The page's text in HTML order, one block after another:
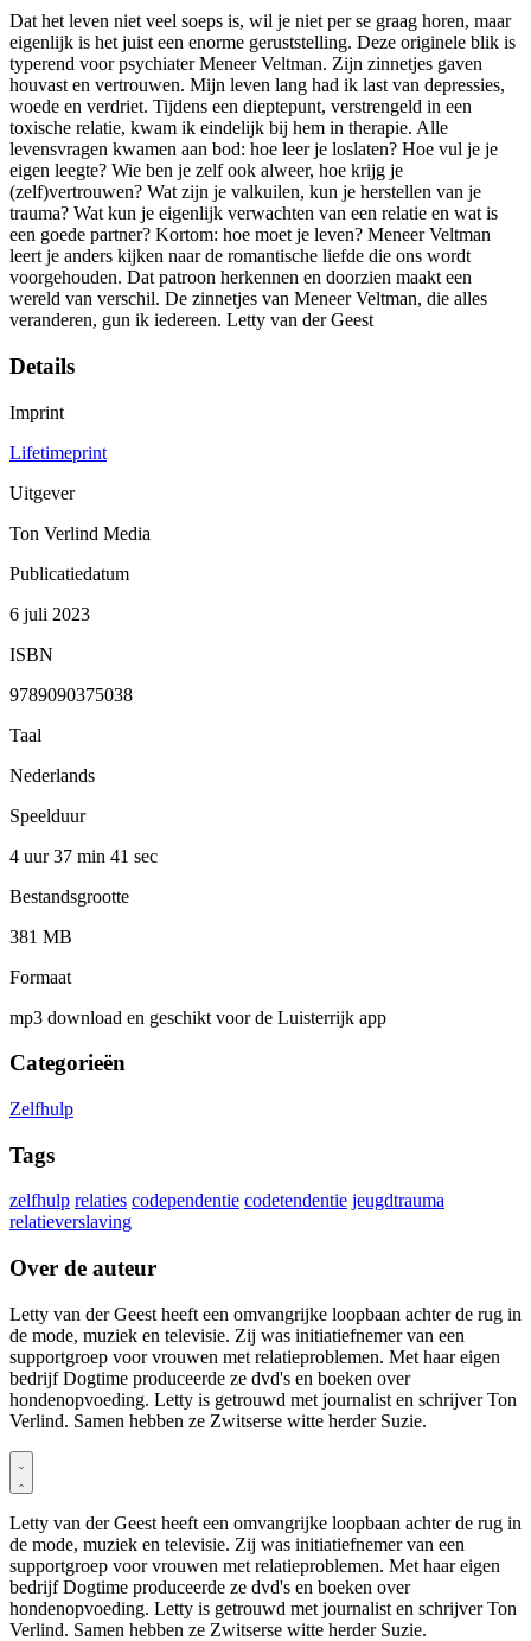
Dat het leven niet veel soeps is, wil je niet per se graag horen, maar
eigenlijk is het juist een enorme geruststelling. Deze originele blik is
typerend voor psychiater Meneer Veltman. Zijn zinnetjes gaven
houvast en vertrouwen. Mijn leven lang had ik last van depressies,
woede en verdriet. Tijdens een dieptepunt, verstrengeld in een
toxische relatie, kwam ik eindelijk bij hem in therapie. Alle
levensvragen kwamen aan bod: hoe leer je loslaten? Hoe vul je je
eigen leegte? Wie ben je zelf ook alweer, hoe krijg je
(zelf)vertrouwen? Wat zijn je valkuilen, kun je herstellen van je
trauma? Wat kun je eigenlijk verwachten van een relatie en wat is
een goede partner? Kortom: hoe moet je leven? Meneer Veltman
leert je anders kijken naar de romantische liefde die ons wordt
voorgehouden. Dat patroon herkennen en doorzien maakt een
wereld van verschil. De zinnetjes van Meneer Veltman, die alles
veranderen, gun ik iedereen. Letty van der Geest
Details
Imprint
Lifetimeprint
Uitgever
Ton Verlind Media
Publicatiedatum
6 juli 2023
ISBN
9789090375038
Taal
Nederlands
Speelduur
4 uur 37 min 41 sec
Bestandsgrootte
381 MB
Formaat
mp3 download en geschikt voor de Luisterrijk app
Categorieën
Zelfhulp
Tags
zelfhulp relaties codependentie codetendentie jeugdtrauma
relatieverslaving
Over de auteur
Letty van der Geest heeft een omvangrijke loopbaan achter de rug in
de mode, muziek en televisie. Zij was initiatiefnemer van een
supportgroep voor vrouwen met relatieproblemen. Met haar eigen
bedrijf Dogtime produceerde ze dvd's en boeken over
hondenopvoeding. Letty is getrouwd met journalist en schrijver Ton
Verlind. Samen hebben ze Zwitserse witte herder Suzie.
Letty van der Geest heeft een omvangrijke loopbaan achter de rug in
de mode, muziek en televisie. Zij was initiatiefnemer van een
supportgroep voor vrouwen met relatieproblemen. Met haar eigen
bedrijf Dogtime produceerde ze dvd's en boeken over
hondenopvoeding. Letty is getrouwd met journalist en schrijver Ton
Verlind. Samen hebben ze Zwitserse witte herder Suzie.